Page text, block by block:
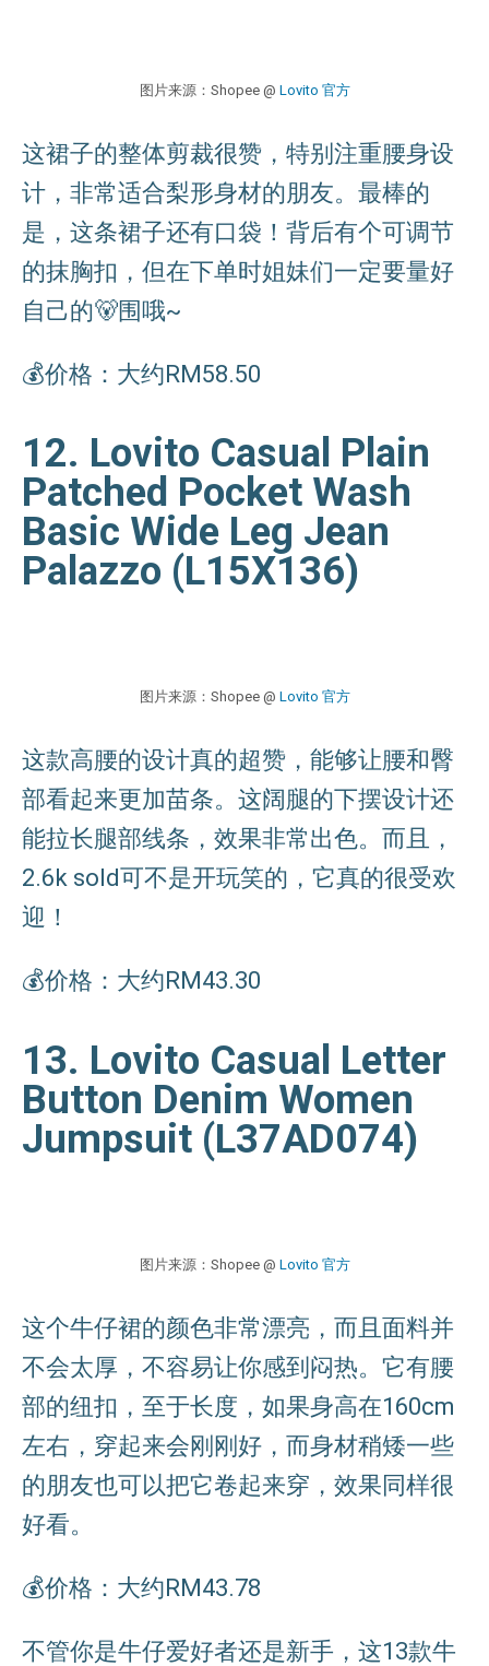
图片来源：Shopee @ Lovito 官方
这裙子的整体剪裁很赞，特别注重腰身设
计，非常适合梨形身材的朋友。最棒的
是，这条裙子还有口袋！背后有个可调节
的抹胸扣，但在下单时姐妹们一定要量好
自己的🐻围哦~
💰价格：大约RM58.50
12. Lovito Casual Plain
Patched Pocket Wash
Basic Wide Leg Jean
Palazzo (L15X136)
图片来源：Shopee @ Lovito 官方
这款高腰的设计真的超赞，能够让腰和臀
部看起来更加苗条。这阔腿的下摆设计还
能拉长腿部线条，效果非常出色。而且，
2.6k sold可不是开玩笑的，它真的很受欢
迎！
💰价格：大约RM43.30
13. Lovito Casual Letter
Button Denim Women
Jumpsuit (L37AD074)
图片来源：Shopee @ Lovito 官方
这个牛仔裙的颜色非常漂亮，而且面料并
不会太厚，不容易让你感到闷热。它有腰
部的纽扣，至于长度，如果身高在160cm
左右，穿起来会刚刚好，而身材稍矮一些
的朋友也可以把它卷起来穿，效果同样很
好看。
💰价格：大约RM43.78
不管你是牛仔爱好者还是新手，这13款牛